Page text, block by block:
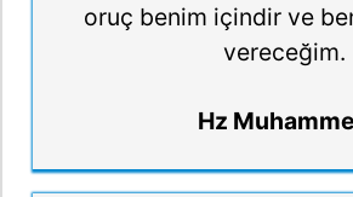
oruç benim içindir ve
vereceğim.
Hz